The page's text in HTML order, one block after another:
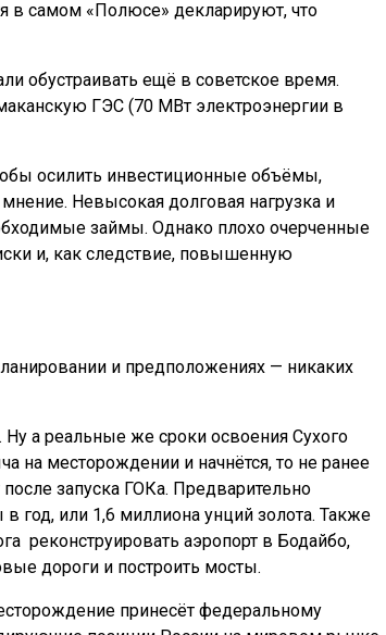
в самом «Полюсе» декларируют, что
обустраивать ещё в советское время.
ГЭС (70 МВт электроэнергии в
осилить инвестиционные объёмы,
Невысокая долговая нагрузка и
займы. Однако плохо очерченные
и, как следствие, повышенную
и предположениях — никаких
а реальные же сроки освоения Сухого
на месторождении и начнётся, то не ранее
запуска ГОКа. Предварительно
год, или 1,6 миллиона унций золота. Также
реконструировать аэропорт в Бодайбо,
дороги и построить мосты.
принесёт федеральному